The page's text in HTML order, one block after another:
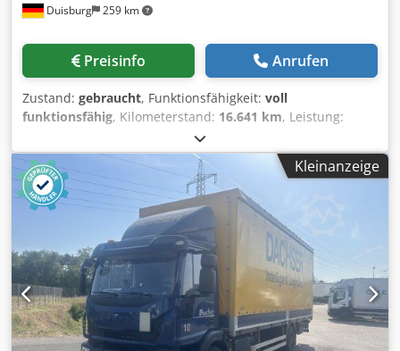
Duisburg 259 km
Preisinfo Anrufen
Zustand: gebraucht, Funktionsfähigkeit: voll
funktionsfähig, Kilometerstand: 16.641 km, Leistung:
, Erstzulassung:
Kraftstofftyp:Diesel, Gesamtgewicht:20.000 kg, Achsen-
Konfiguration:
, Kraftstoff:Diesel
, Bremsen:
Motorbremsung , Farbe: Orange, Fahrerkabine:
Fahrerhaus
, Getriebetyp:Automatisch, Federung: Blatt
, Ausstattung:ABS, Airbag, Allradantrieb,
Differentialsperre, Hydraulik, Klimaanlage,
Nebelscheinwerfer
, Flughafen Kehrblasgerät - Bucher-
Guyer P 21 C , Breite Walzenbesen : 4200 mm
Schneeschieber : Zaugg G50K-550-5-35 ,Breite 5500 mm
Allrad , 2036 Daimler-Benz -Actros Csdpfxet E Srgj Adksha
Kilometer 16.641 Einsatzbereit
Kleinanzeige